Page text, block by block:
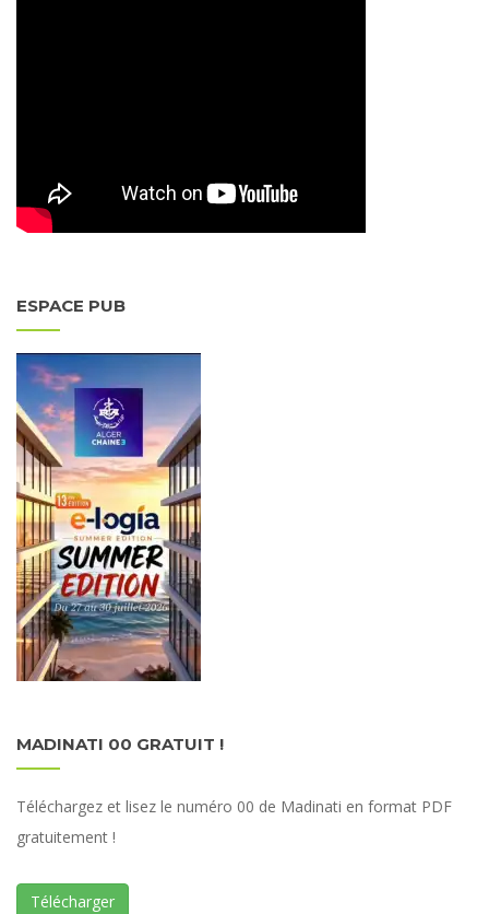
ESPACE PUB
MADINATI 00 GRATUIT !
Téléchargez et lisez le numéro 00 de Madinati en format PDF
gratuitement !
Télécharger